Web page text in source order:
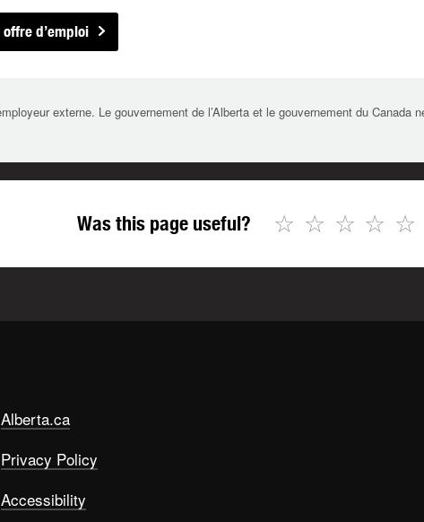
d’emploi
externe. Le gouvernement de l’Alberta et le gouvernement du
Was this page useful? ☆
☆
☆
☆
☆
Alberta.ca
Privacy Policy
Accessibility